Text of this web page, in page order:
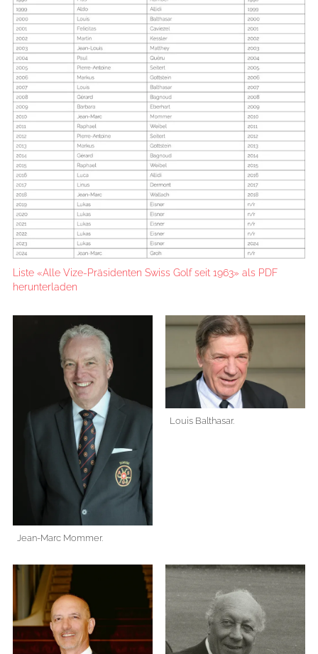
Liste «Alle Vize-Präsidenten Swiss Golf seit 1963» als PDF
herunterladen
Jean-Marc Mommer.
Louis Balthasar.